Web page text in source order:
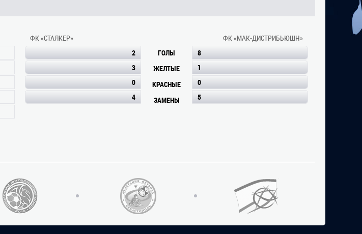
ФК «СТАЛКЕР»
2
3
0
4
ГОЛЫ
ЖЕЛТЫЕ
КРАСНЫЕ
ЗАМЕНЫ
ФК «МАК-ДИСТРИБЬЮШН»
8
1
0
5